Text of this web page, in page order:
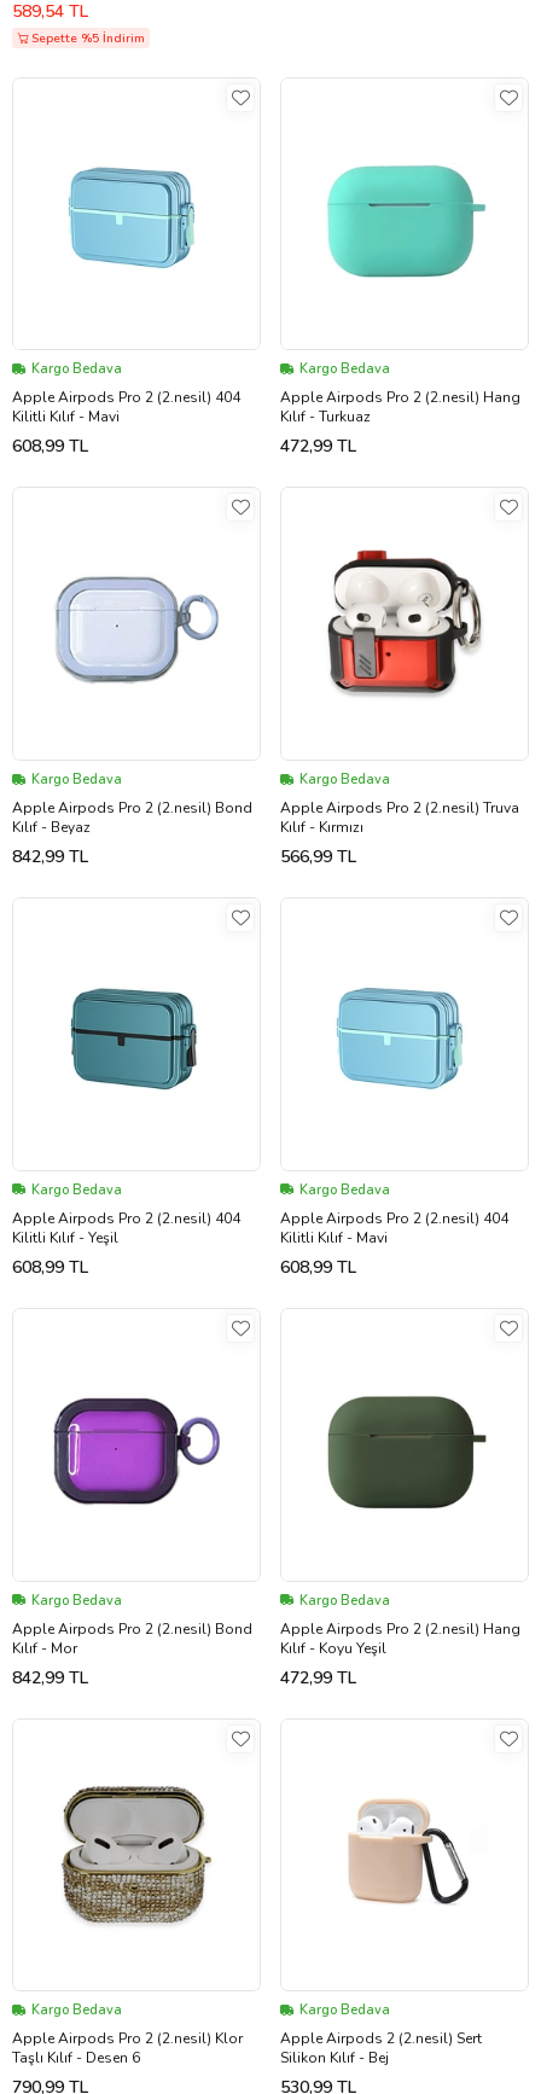
589,54 TL
Sepette %5 İndirim
Kargo Bedava
Apple Airpods Pro 2 (2.nesil) 404
Kilitli Kılıf - Mavi
608,99 TL
Kargo Bedava
Apple Airpods Pro 2 (2.nesil) Hang
Kılıf - Turkuaz
472,99 TL
Kargo Bedava
Apple Airpods Pro 2 (2.nesil) Bond
Kılıf - Beyaz
842,99 TL
Kargo Bedava
Apple Airpods Pro 2 (2.nesil) Truva
Kılıf - Kırmızı
566,99 TL
Kargo Bedava
Apple Airpods Pro 2 (2.nesil) 404
Kilitli Kılıf - Yeşil
608,99 TL
Kargo Bedava
Apple Airpods Pro 2 (2.nesil) 404
Kilitli Kılıf - Mavi
608,99 TL
Kargo Bedava
Apple Airpods Pro 2 (2.nesil) Bond
Kılıf - Mor
842,99 TL
Kargo Bedava
Apple Airpods Pro 2 (2.nesil) Hang
Kılıf - Koyu Yeşil
472,99 TL
Kargo Bedava
Apple Airpods Pro 2 (2.nesil) Klor
Taşlı Kılıf - Desen 6
790,99 TL
Kargo Bedava
Apple Airpods 2 (2.nesil) Sert
Silikon Kılıf - Bej
530,99 TL